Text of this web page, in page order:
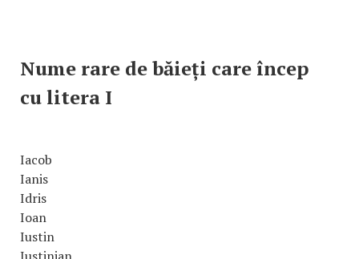
Nume rare de băieți care încep
cu litera I
Iacob
Ianis
Idris
Ioan
Iustin